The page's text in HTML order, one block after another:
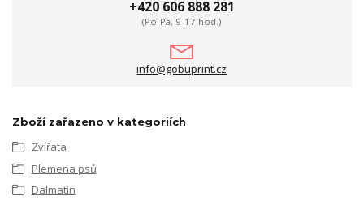
+420 606 888 281
(Po-Pá, 9-17 hod.)
info@gobuprint.cz
Zboží zařazeno v kategoriích
Zvířata
Plemena psů
Dalmatin